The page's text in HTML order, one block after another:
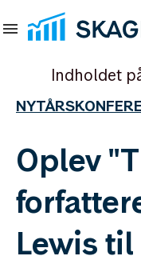
Indholdet
Oplev
Lewis til